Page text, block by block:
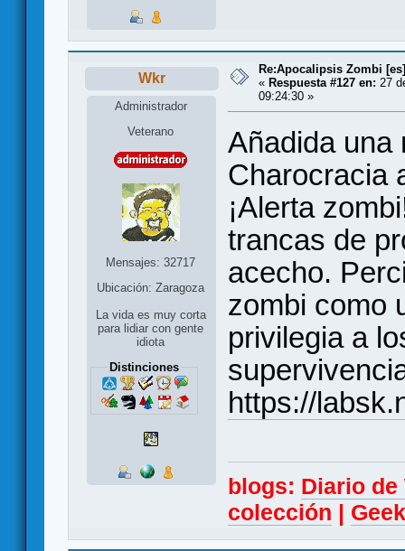
Wkr
Administrador
Veterano
Mensajes: 32717
Ubicación: Zaragoza
La vida es muy corta
para lidiar con gente
idiota
Distinciones
Re:Apocalipsis Zombi [es]
« Respuesta #127 en: 27
09:24:30 »
Añadida una
Charocracia
¡Alerta
trancas de
acecho.
zombi como
privilegia a
https://
blogs: Diario
colección